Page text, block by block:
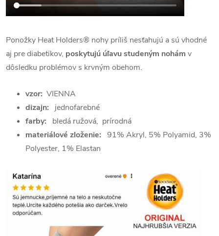
Ponožky Heat Holders® nohy príliš nesťahujú a sú vhodné
aj pre diabetikov, poskytujú úľavu studeným nohám v
dôsledku problémov s krvným obehom.
vzor: VIENNA
dizajn: jednofarebné
farby: bledá ružová, prírodná
materiálové zloženie: 91% Akryl, 5% Polyamid, 3%
Polyester, 1% Elastan